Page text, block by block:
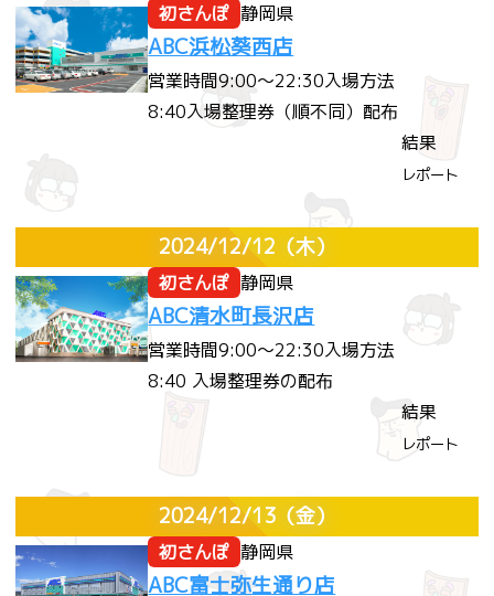
初さんぽ 静岡県
ABC浜松葵西店
営業時間9:00～22:30入場方法
8:40入場整理券（順不同）配布
結果
レポート
2024/12/12 （木）
初さんぽ 静岡県
ABC清水町長沢店
営業時間9:00～22:30入場方法
8:40 入場整理券の配布
結果
レポート
2024/12/13 （金）
初さんぽ 静岡県
ABC富士弥生通り店